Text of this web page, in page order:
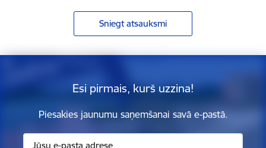
Sniegt atsauksmi
Esi pirmais, kurš uzzina!
Piesakies jaunumu saņemšanai savā e-pastā.